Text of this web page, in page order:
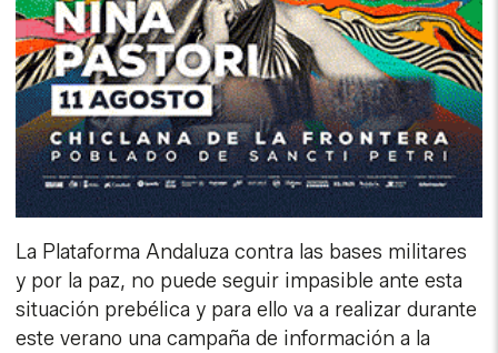
La Plataforma Andaluza contra las bases militares
y por la paz, no puede seguir impasible ante esta
situación prebélica y para ello va a realizar durante
este verano una campaña de información a la